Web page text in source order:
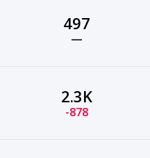
497
—
2.3K
-878